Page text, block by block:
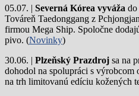
05.07. | Severná Kórea vyváža do
Továreň Taedonggang z
firmou Mega Ship. Spoločne
pivo. (Novinky)
30.06. | Plzeňský Prazdroj sa na
dohodol na spolupráci s výrobcom
na trh limitovanú edíciu kožených